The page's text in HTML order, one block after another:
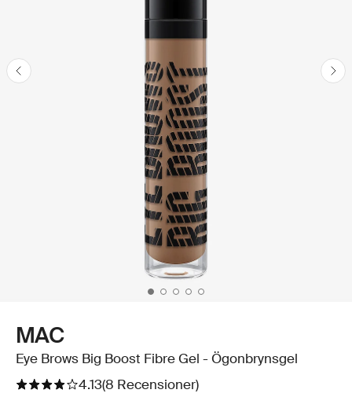
MAC
Eye Brows Big Boost Fibre Gel - Ögonbrynsgel
4.13(8 Recensioner)